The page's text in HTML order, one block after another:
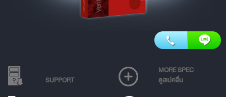
SUPPORT
MORE SPEC
ดูสเปคอื่น